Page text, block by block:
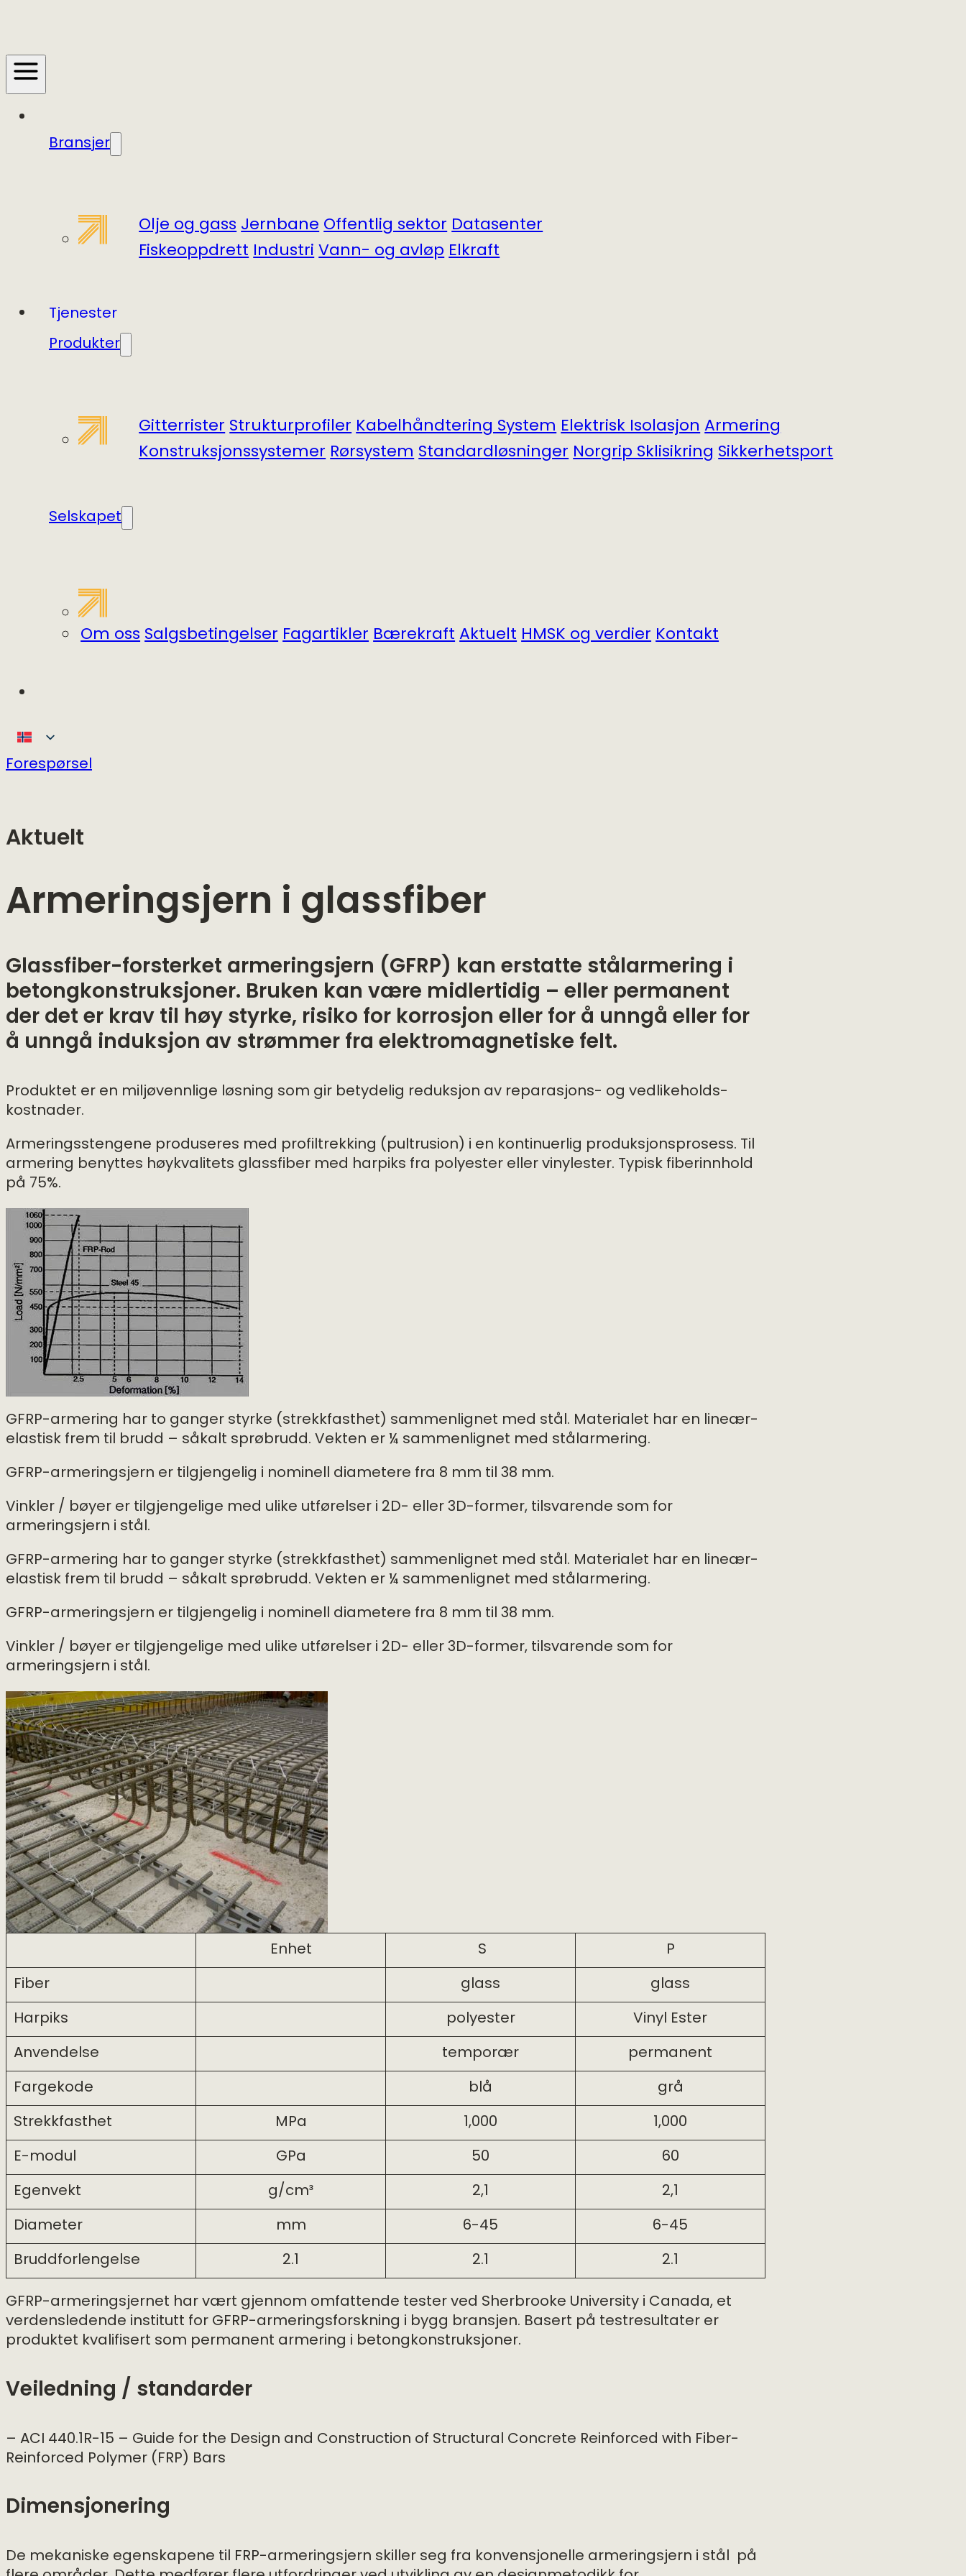
Bransjer
Olje og gassJernbaneOffentlig sektorDatasenter
FiskeoppdrettIndustriVann- og avløpElkraft
Tjenester
Produkter
GitterristerStruktur­profilerKabel­håndtering SystemElektrisk IsolasjonArmering
KonstruksjonssystemerRørsystemStandardløsningerNorgrip SklisikringSikkerhets­port
Selskapet
Om ossSalgsbetingelserFagartiklerBærekraftAktueltHMSK og verdierKontakt
Forespørsel
Aktuelt
Armeringsjern i glassfiber
Glassfiber-forsterket armeringsjern (GFRP) kan erstatte stålarmering i
betongkonstruksjoner. Bruken kan være midlertidig – eller permanent
der det er krav til høy styrke, risiko for korrosjon eller for å unngå eller for
å unngå induksjon av strømmer fra elektromagnetiske felt.
Produktet er en miljøvennlige løsning som gir betydelig reduksjon av reparasjons- og vedlikeholds-
kostnader.
Armeringsstengene produseres med profiltrekking (pultrusion) i en kontinuerlig produksjonsprosess. Til
armering benyttes høykvalitets glassfiber med harpiks fra polyester eller vinylester. Typisk fiberinnhold
på 75%.
GFRP-armering har to ganger styrke (strekkfasthet) sammenlignet med stål. Materialet har en lineær-
elastisk frem til brudd – såkalt sprøbrudd. Vekten er ¼ sammenlignet med stålarmering.
GFRP-armeringsjern er tilgjengelig i nominell diametere fra 8 mm til 38 mm.
Vinkler / bøyer er tilgjengelige med ulike utførelser i 2D- eller 3D-former, tilsvarende som for
armeringsjern i stål.
GFRP-armering har to ganger styrke (strekkfasthet) sammenlignet med stål. Materialet har en lineær-
elastisk frem til brudd – såkalt sprøbrudd. Vekten er ¼ sammenlignet med stålarmering.
GFRP-armeringsjern er tilgjengelig i nominell diametere fra 8 mm til 38 mm.
Vinkler / bøyer er tilgjengelige med ulike utførelser i 2D- eller 3D-former, tilsvarende som for
armeringsjern i stål.
Enhet S
P
Fiber
glass
glass
Harpiks
polyester
Vinyl Ester
Anvendelse
temporær
permanent
Fargekode
blå
grå
Strekkfasthet
MPa 1,000
1,000
E-modul
GPa 50
60
Egenvekt
g/cm³ 2,1
2,1
Diameter
mm 6-45
6-45
Bruddforlengelse
2.1 2.1
2.1
GFRP-armeringsjernet har vært gjennom omfattende tester ved Sherbrooke University i Canada, et
verdensledende institutt for GFRP-armeringsforskning i bygg bransjen. Basert på testresultater er
produktet kvalifisert som permanent armering i betongkonstruksjoner.
Veiledning / standarder
– ACI 440.1R-15 – Guide for the Design and Construction of Structural Concrete Reinforced with Fiber-
Reinforced Polymer (FRP) Bars
Dimensjonering
De mekaniske egenskapene til FRP-armeringsjern skiller seg fra konvensjonelle armeringsjern i stål på